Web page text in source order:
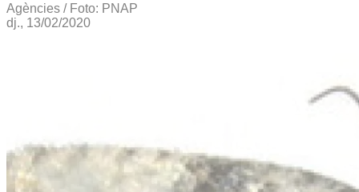
Agències / Foto: PNAP
dj., 13/02/2020